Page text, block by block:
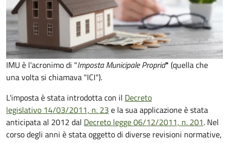
IMU è l'acronimo di "Imposta Municipale Propria" (quella che
una volta si chiamava "ICI").
L'imposta è stata introdotta con il Decreto
legislativo 14/03/2011, n. 23 e la sua applicazione è stata
anticipata al 2012 dal Decreto legge 06/12/2011, n. 201. Nel
corso degli anni è stata oggetto di diverse revisioni normative,